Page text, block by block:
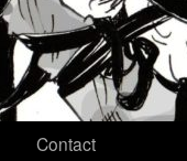
Contact